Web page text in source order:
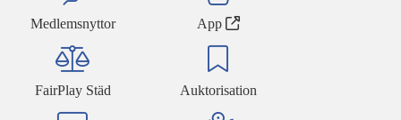
Medlemsnyttor App
FairPlay Städ Auktorisation